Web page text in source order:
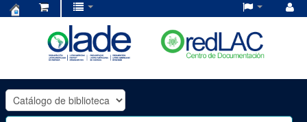
OLADE
-